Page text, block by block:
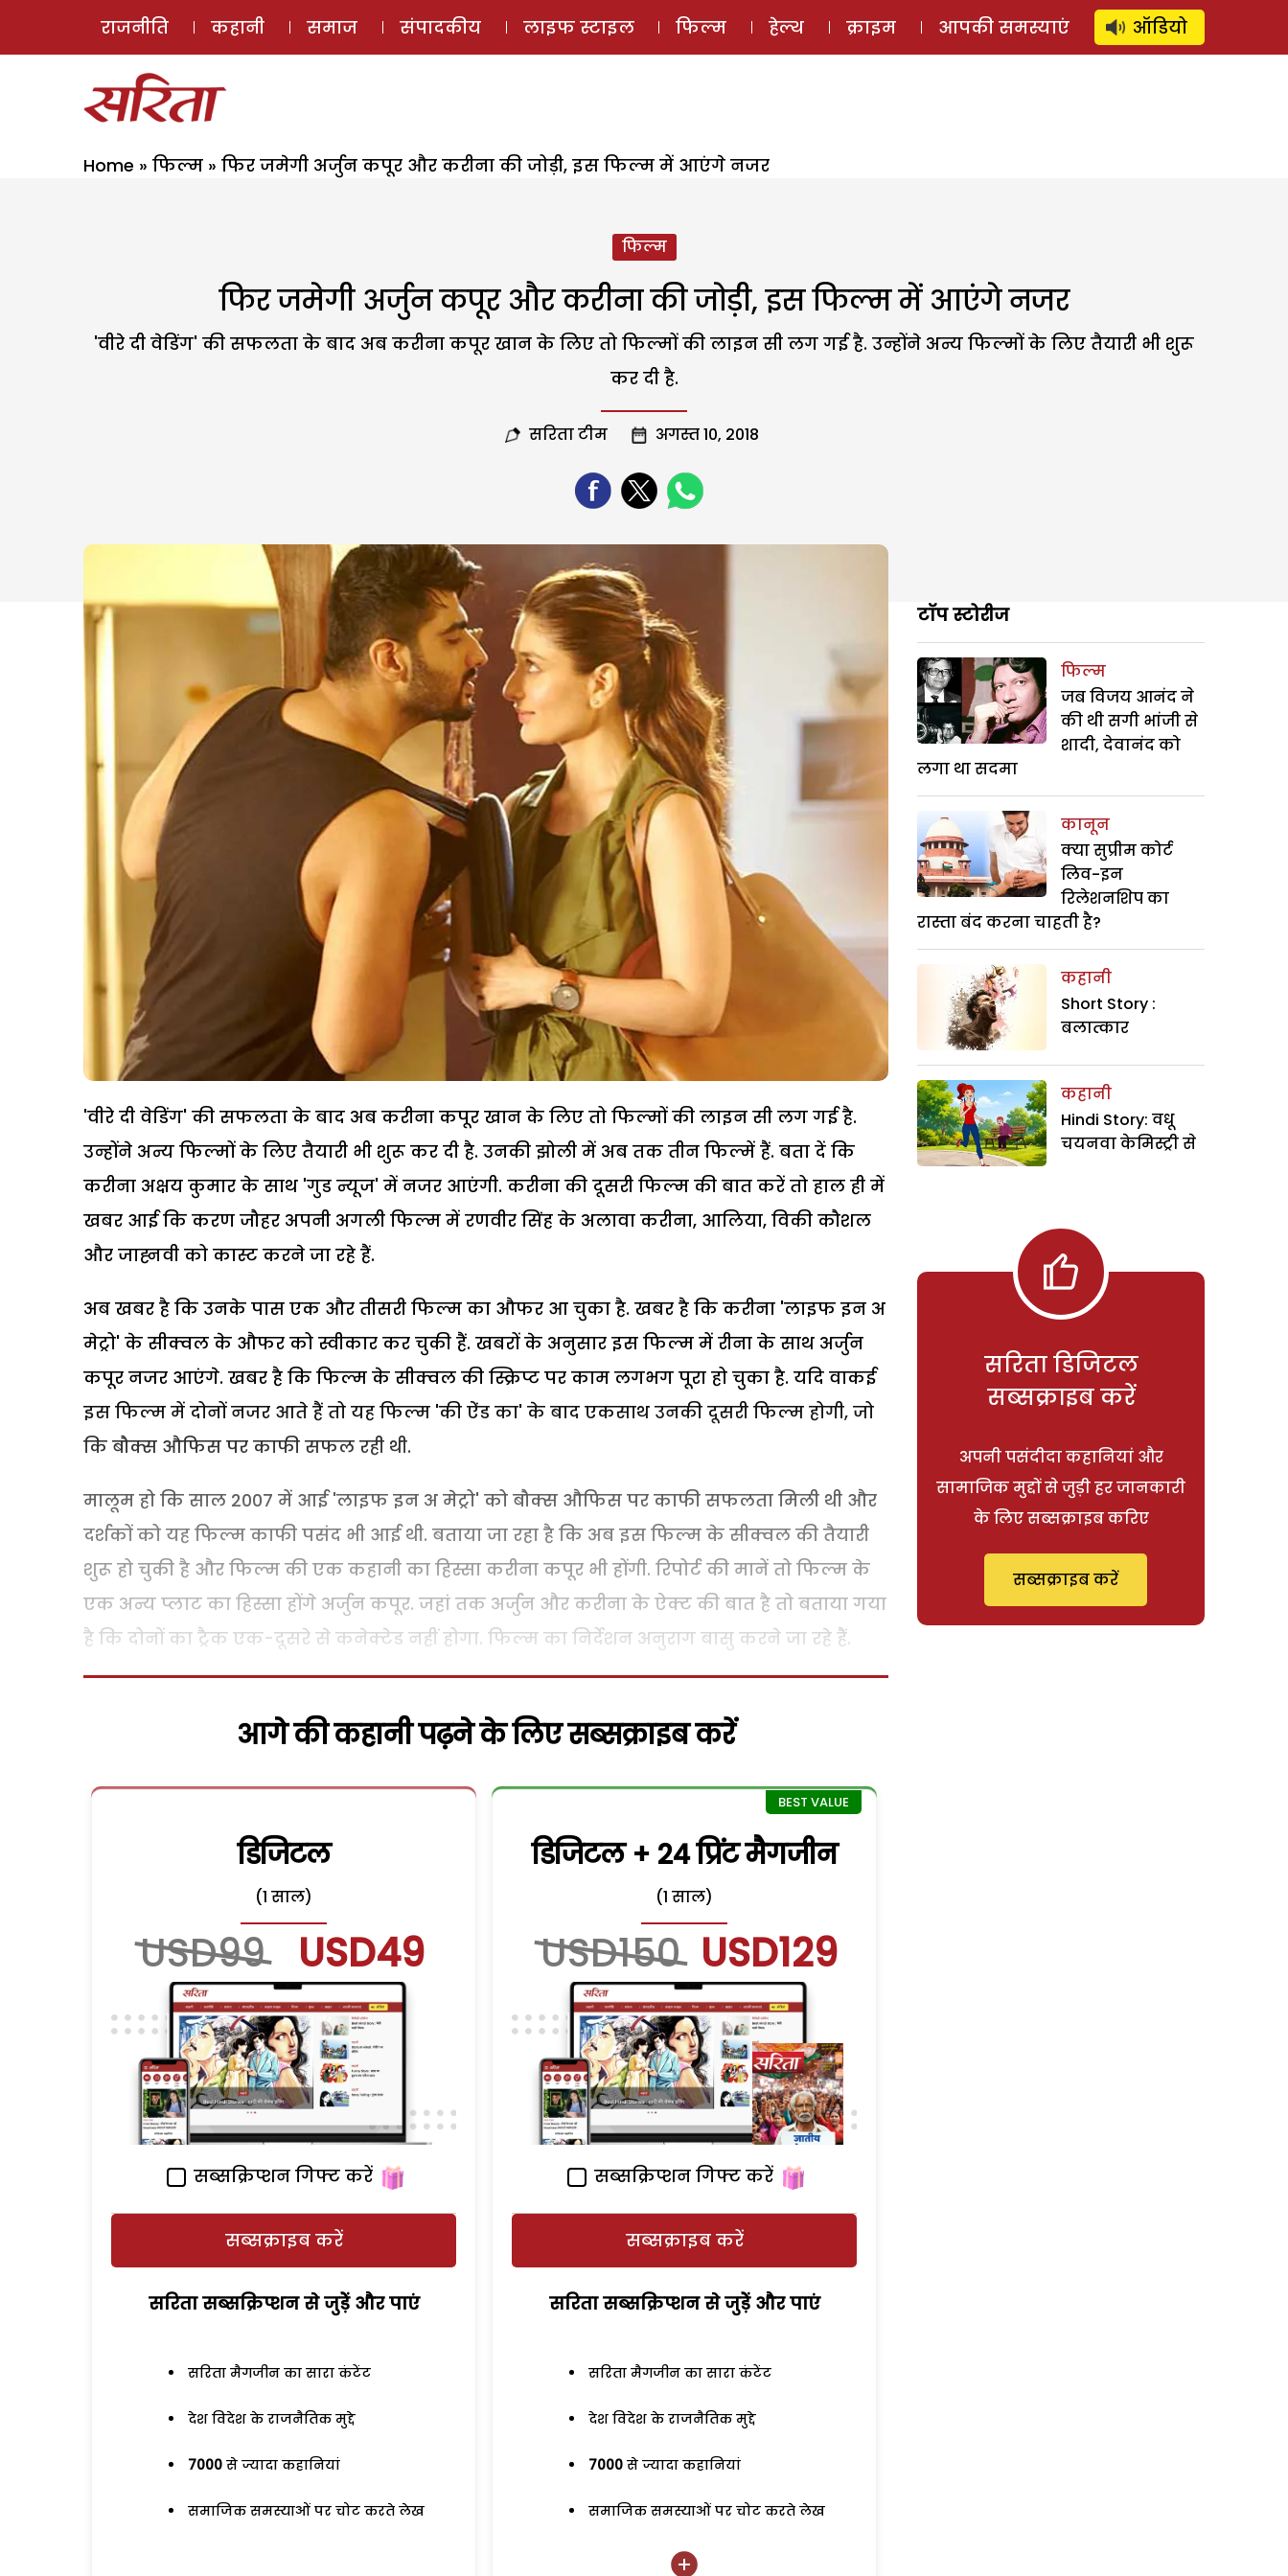
ई-मैगज़ीन ऑडियो स्टोरी लॉग इन ⚲ SUBSCRIBE
राजनीति कहानी समाज संपादकीय लाइफ स्टाइल फिल्म हेल्थ क्राइम आपकी समस्याएं ऑडियो
Home » फिल्म » फिर जमेगी अर्जुन कपूर और करीना की जोड़ी, इस फिल्म में आएंगे नजर
फिल्म
फिर जमेगी अर्जुन कपूर और करीना की जोड़ी, इस फिल्म में आएंगे नजर
'वीरे दी वेडिंग' की सफलता के बाद अब करीना कपूर खान के लिए तो फिल्मों की लाइन सी लग गई है. उन्होंने अन्य फिल्मों के लिए तैयारी भी शुरू
कर दी है.
सरिता टीम अगस्त 10, 2018
'वीरे दी वेडिंग' की सफलता के बाद अब करीना कपूर खान के लिए तो फिल्मों की लाइन सी लग गई है.
उन्होंने अन्य फिल्मों के लिए तैयारी भी शुरू कर दी है. उनकी झोली में अब तक तीन फिल्में हैं. बता दें कि
करीना अक्षय कुमार के साथ 'गुड न्यूज' में नजर आएंगी. करीना की दूसरी फिल्म की बात करें तो हाल ही में
खबर आई कि करण जौहर अपनी अगली फिल्म में रणवीर सिंह के अलावा करीना, आलिया, विकी कौशल
और जाह्नवी को कास्ट करने जा रहे हैं.
अब खबर है कि उनके पास एक और तीसरी फिल्म का औफर आ चुका है. खबर है कि करीना 'लाइफ इन अ
मेट्रो' के सीक्वल के औफर को स्वीकार कर चुकी हैं. खबरों के अनुसार इस फिल्म में रीना के साथ अर्जुन
कपूर नजर आएंगे. खबर है कि फिल्म के सीक्वल की स्क्रिप्ट पर काम लगभग पूरा हो चुका है. यदि वाकई
इस फिल्म में दोनों नजर आते हैं तो यह फिल्म 'की ऐंड का' के बाद एकसाथ उनकी दूसरी फिल्म होगी, जो
कि बौक्स औफिस पर काफी सफल रही थी.
मालूम हो कि साल 2007 में आई 'लाइफ इन अ मेट्रो' को बौक्स औफिस पर काफी सफलता मिली थी और
दर्शकों को यह फिल्म काफी पसंद भी आई थी. बताया जा रहा है कि अब इस फिल्म के सीक्वल की तैयारी
शुरू हो चुकी है और फिल्म की एक कहानी का हिस्सा करीना कपूर भी होंगी. रिपोर्ट की मानें तो फिल्म के
एक अन्य प्लाट का हिस्सा होंगे अर्जुन कपूर. जहां तक अर्जुन और करीना के ऐक्ट की बात है तो बताया गया
है कि दोनों का ट्रैक एक-दूसरे से कनेक्टेड नहीं होगा. फिल्म का निर्देशन अनुराग बासु करने जा रहे हैं.
आगे की कहानी पढ़ने के लिए सब्सक्राइब करें
डिजिटल
(1 साल)
USD99 USD49
सब्सक्रिप्शन गिफ्ट करें
सब्सक्राइब करें
सरिता सब्सक्रिप्शन से जुड़ेें और पाएं
सरिता मैगजीन का सारा कंटेंट
देश विदेश के राजनैतिक मुद्दे
7000 से ज्यादा कहानियां
समाजिक समस्याओं पर चोट करते लेख
डिजिटल + 24 प्रिंट मैगजीन
(1 साल)
USD150 USD129
सब्सक्रिप्शन गिफ्ट करें
सब्सक्राइब करें
सरिता सब्सक्रिप्शन से जुड़ेें और पाएं
सरिता मैगजीन का सारा कंटेंट
देश विदेश के राजनैतिक मुद्दे
7000 से ज्यादा कहानियां
समाजिक समस्याओं पर चोट करते लेख
टॉप स्टोरीज
फिल्म
जब विजय आनंद ने
की थी सगी भांजी से
शादी, देवानंद को
लगा था सदमा
कानून
क्या सुप्रीम कोर्ट
लिव-इन
रिलेशनशिप का
रास्ता बंद करना चाहती है?
कहानी
Short Story :
बलात्कार
कहानी
Hindi Story: वधू
चयनवा केमिस्ट्री से
सरिता डिजिटल
सब्सक्राइब करें
अपनी पसंदीदा कहानियां और
सामाजिक मुद्दों से जुड़ी हर जानकारी
के लिए सब्सक्राइब करिए
सब्सक्राइब करें